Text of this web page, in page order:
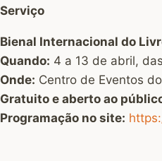
Serviço
Bienal Internacional do
Quando: 4 a 13 de abril,
Onde: Centro de Eventos
Gratuito e aberto ao
Programação no site: